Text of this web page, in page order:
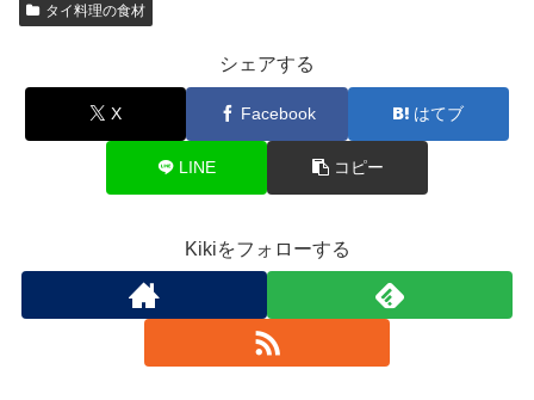
タイ料理の食材
シェアする
X Facebook はてブ
LINE コピー
Kikiをフォローする